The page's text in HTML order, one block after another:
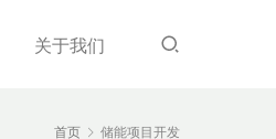
关于我们
首页 储能项目开发